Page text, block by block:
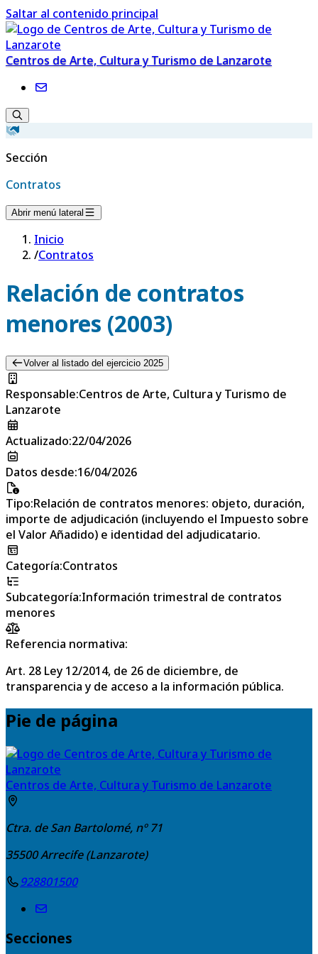
Saltar al contenido principal
Centros de Arte, Cultura y Turismo de Lanzarote
Sección
Contratos
Abrir menú lateral
Inicio
/Contratos
Relación de contratos
menores (2003)
Volver al listado del ejercicio 2025
Responsable:Centros de Arte, Cultura y Turismo de
Lanzarote
Actualizado:22/04/2026
Datos desde:16/04/2026
Tipo:Relación de contratos menores: objeto, duración,
importe de adjudicación (incluyendo el Impuesto sobre
el Valor Añadido) e identidad del adjudicatario.
Categoría:Contratos
Subcategoría:Información trimestral de contratos
menores
Referencia normativa:
Art. 28 Ley 12/2014, de 26 de diciembre, de
transparencia y de acceso a la información pública.
Pie de página
Centros de Arte, Cultura y Turismo de Lanzarote
Ctra. de San Bartolomé, nº 71
35500Arrecife (Lanzarote)
928801500
Secciones